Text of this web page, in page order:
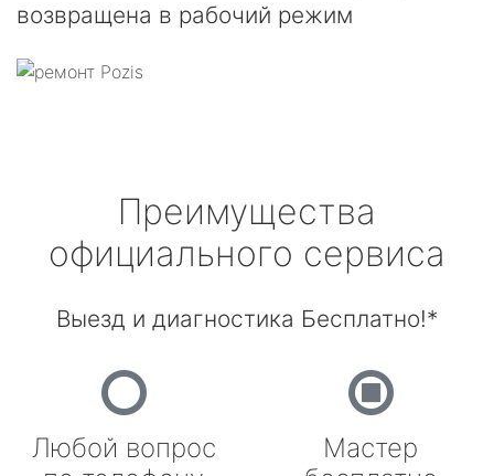
возвращена в рабочий режим
Преимущества
официального сервиса
Выезд и диагностика Бесплатно!*
Любой вопрос
Мастер